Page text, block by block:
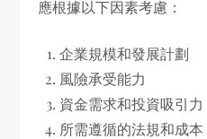
應根據以下因素考慮：
企業規模和發展計劃
風險承受能力
資金需求和投資吸引力
所需遵循的法規和成本